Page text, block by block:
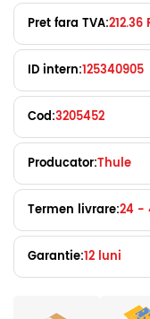
Pret fara TVA:212.36
ID intern:125340905
Cod:3205452
Producator:Thule
Termen livrare:24 -
Garantie:12 luni